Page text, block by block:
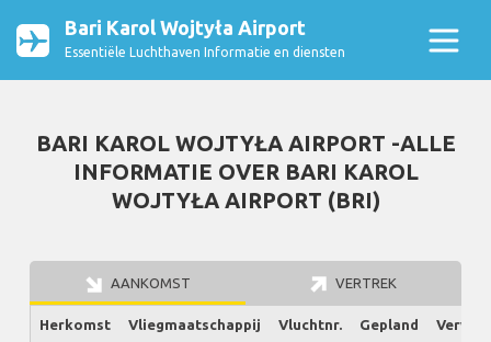
Bari Karol Wojtyła Airport
Essentiële Luchthaven Informatie en diensten
BARI KAROL WOJTYŁA AIRPORT -ALLE
INFORMATIE OVER BARI KAROL
WOJTYŁA AIRPORT (BRI)
AANKOMST VERTREK
Herkomst Vliegmaatschappij Vluchtnr. Gepland Verw./